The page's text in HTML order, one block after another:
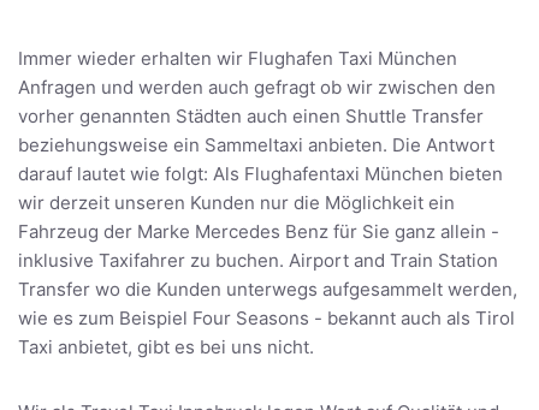
Immer wieder erhalten wir Flughafen Taxi München
Anfragen und werden auch gefragt ob wir zwischen den
vorher genannten Städten auch einen Shuttle Transfer
beziehungsweise ein Sammeltaxi anbieten. Die Antwort
darauf lautet wie folgt: Als Flughafentaxi München bieten
wir derzeit unseren Kunden nur die Möglichkeit ein
Fahrzeug der Marke Mercedes Benz für Sie ganz allein -
inklusive Taxifahrer zu buchen. Airport and Train Station
Transfer wo die Kunden unterwegs aufgesammelt werden,
wie es zum Beispiel Four Seasons - bekannt auch als Tirol
Taxi anbietet, gibt es bei uns nicht.